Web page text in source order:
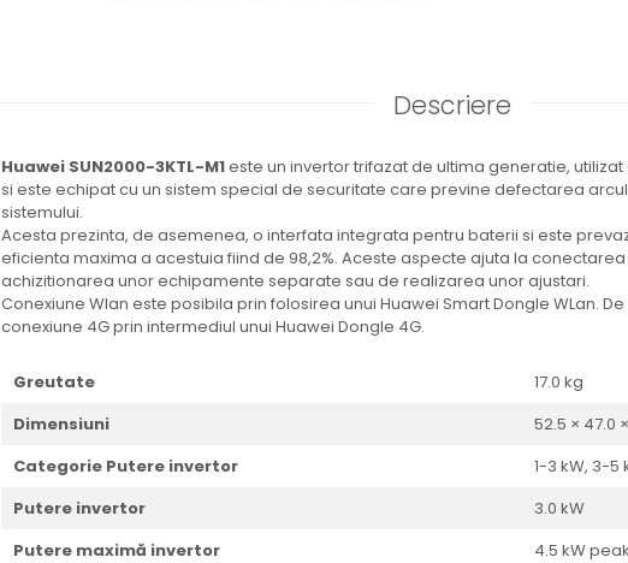
Descriere
Huawei SUN2000-3KTL-M1este un invertor trifazat de ultima generatie,
si este echipat cu un sistem special de securitate care previne defectarea
sistemului.
Acesta prezinta, de asemenea, o interfata integrata pentru baterii si este
eficienta maxima a acestuia fiind de 98,2%. Aceste aspecte ajuta la
achizitionarea unor echipamente separate sau de realizarea unor ajustari.
Conexiune Wlan este posibila prin folosirea unui Huawei Smart Dongle WLan.
conexiune 4G prin intermediul unui Huawei Dongle 4G.
Greutate
17.0 kg
Dimensiuni
52.5 × 47.0
Categorie Putere invertor
1-3 kW, 3-5
Putere invertor
3.0 kW
Putere maximă invertor
4.5 kW peak